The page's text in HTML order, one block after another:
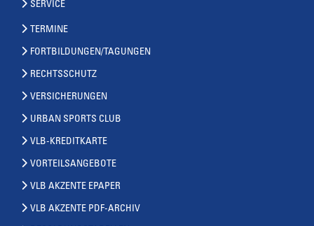
SERVICE
TERMINE
FORTBILDUNGEN/TAGUNGEN
RECHTSSCHUTZ
VERSICHERUNGEN
URBAN SPORTS CLUB
VLB-KREDITKARTE
VORTEILSANGEBOTE
VLB AKZENTE EPAPER
VLB AKZENTE PDF-ARCHIV